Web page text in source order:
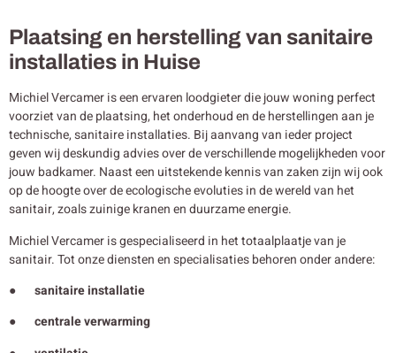
Plaatsing en herstelling van sanitaire
installaties in Huise
Michiel Vercamer is een ervaren loodgieter die jouw woning perfect
voorziet van de plaatsing, het onderhoud en de herstellingen aan je
technische, sanitaire installaties. Bij aanvang van ieder project
geven wij deskundig advies over de verschillende mogelijkheden voor
jouw badkamer. Naast een uitstekende kennis van zaken zijn wij ook
op de hoogte over de ecologische evoluties in de wereld van het
sanitair, zoals zuinige kranen en duurzame energie.
Michiel Vercamer is gespecialiseerd in het totaalplaatje van je
sanitair. Tot onze diensten en specialisaties behoren onder andere:
● sanitaire installatie
● centrale verwarming